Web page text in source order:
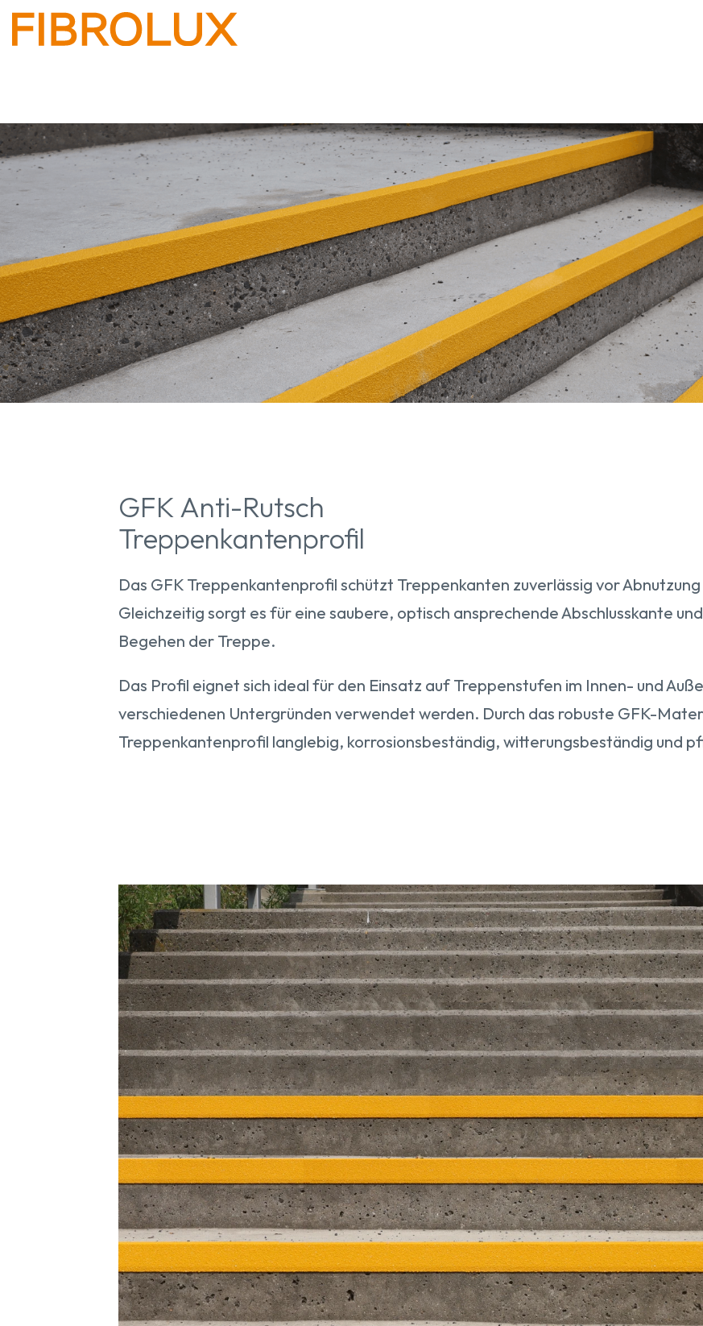
GFK Anti-Rutsch
Treppenkantenprofil
Das GFK Treppenkantenprofil schützt Treppenkanten zuverlässig vor
Gleichzeitig sorgt es für eine saubere, optisch ansprechende Abschlusskante
Begehen der Treppe.
Das Profil eignet sich ideal für den Einsatz auf Treppenstufen im Innen- und
verschiedenen Untergründen verwendet werden. Durch das robuste GFK-
Treppenkantenprofil langlebig, korrosionsbeständig, witterungsbeständig und